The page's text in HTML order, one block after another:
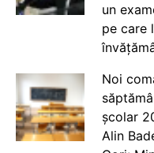
un
pe care
Noi
școlar
Alin